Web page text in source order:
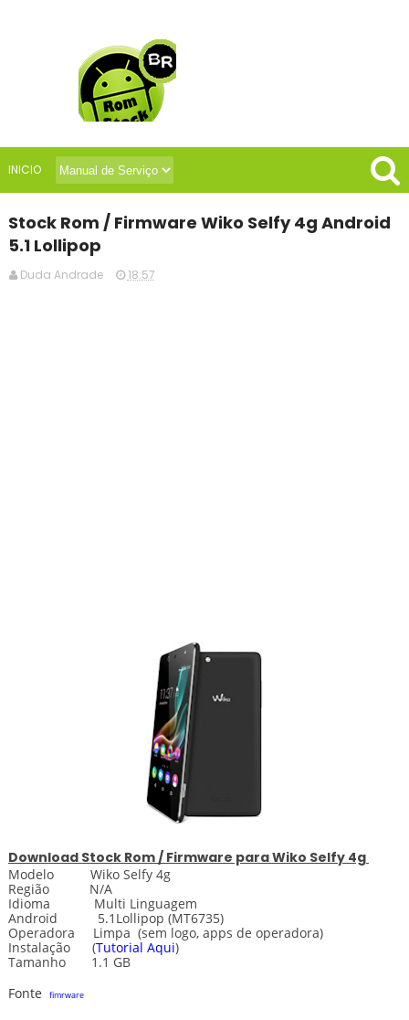
INICIO
Stock Rom / Firmware Wiko Selfy 4g Android
5.1 Lollipop
Duda Andrade 18:57
Download Stock Rom / Firmware paraWiko Selfy 4g
Modelo Wiko Selfy 4g
Região N/A
Idioma Multi Linguagem
Android 5.1Lollipop (MT6735)
Operadora Limpa (sem logo, apps de operadora)
Instalação (Tutorial Aqui)
Tamanho 1.1 GB
Fonte
fimrware